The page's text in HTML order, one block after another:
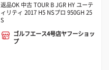
返品OK 中古 TOUR B JGR HY ユーテ
ィリティ 2017 H5 NSプロ 950GH 25
S
ゴルフエース4号店ヤフーショッ
プ